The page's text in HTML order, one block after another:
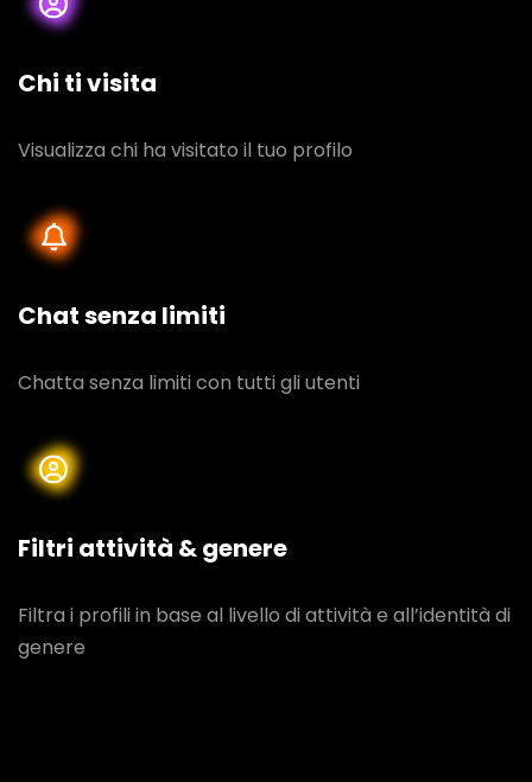
Chi ti visita
Visualizza chi ha visitato il tuo profilo
Chat senza limiti
Chatta senza limiti con tutti gli utenti
Filtri attività & genere
Filtra i profili in base al livello di attività e all’identità di
genere